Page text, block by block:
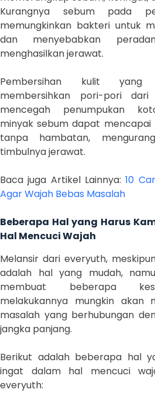
Kurangnya sebum pada
memungkinkan bakteri untuk
dan menyebabkan
menghasilkan jerawat.
Pembersihan kulit
membersihkan pori-pori
mencegah penumpukan
minyak sebum dapat mencapai
tanpa hambatan,
timbulnya jerawat.
Baca juga Artikel Lainnya:10
Agar Wajah Bebas Masalah
Beberapa Hal yang Harus
Hal Mencuci Wajah
Melansir dari everyuth,
adalah hal yang mudah,
membuat beberapa
melakukannya mungkin akan
masalah yang berhubungan
jangka panjang.
Berikut adalah beberapa hal
ingat dalam hal mencuci
everyuth: